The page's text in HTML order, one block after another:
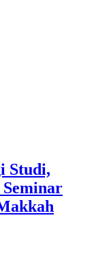
Studi,